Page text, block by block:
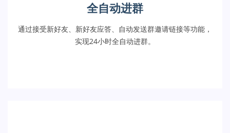
全自动进群
通过接受新好友、新好友应答、自动发送群邀请链接等功能，
实现24小时全自动进群。